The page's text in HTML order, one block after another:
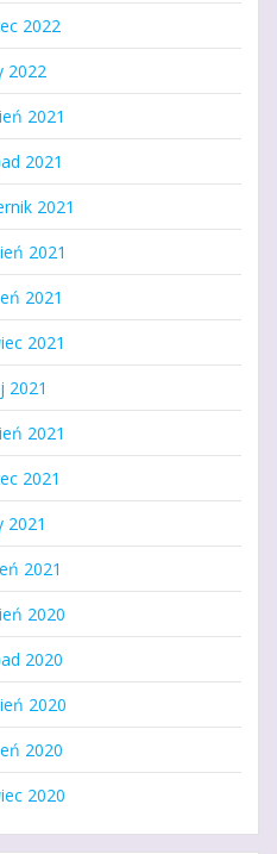
2022
2022
2021
2021
2021
2021
2021
2021
2021
2021
2021
2021
2021
2020
2020
2020
2020
2020